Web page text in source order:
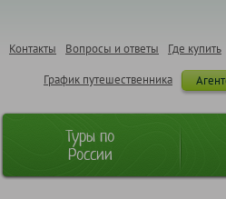
Где купить
Вопросы и ответы
Контакты
График путешественника
Туры по
России